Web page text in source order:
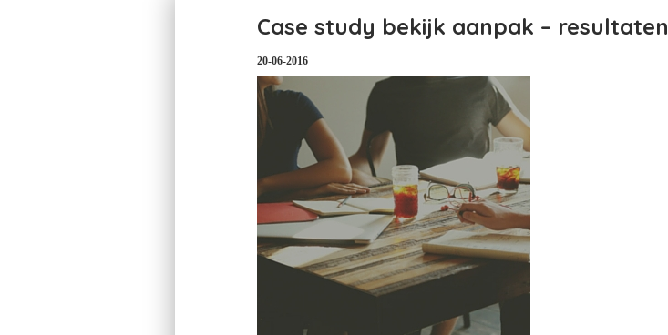
Case study bekijk aanpak – resultaten
20-06-2016